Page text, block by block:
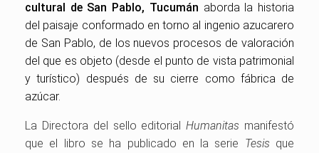
cultural de San Pablo, Tucumán aborda la historia
del paisaje conformado en torno al ingenio azucarero
de San Pablo, de los nuevos procesos de valoración
del que es objeto (desde el punto de vista patrimonial
y turístico) después de su cierre como fábrica de
azúcar.
La Directora del sello editorial Humanitas manifestó
que el libro se ha publicado en la serie Tesis que